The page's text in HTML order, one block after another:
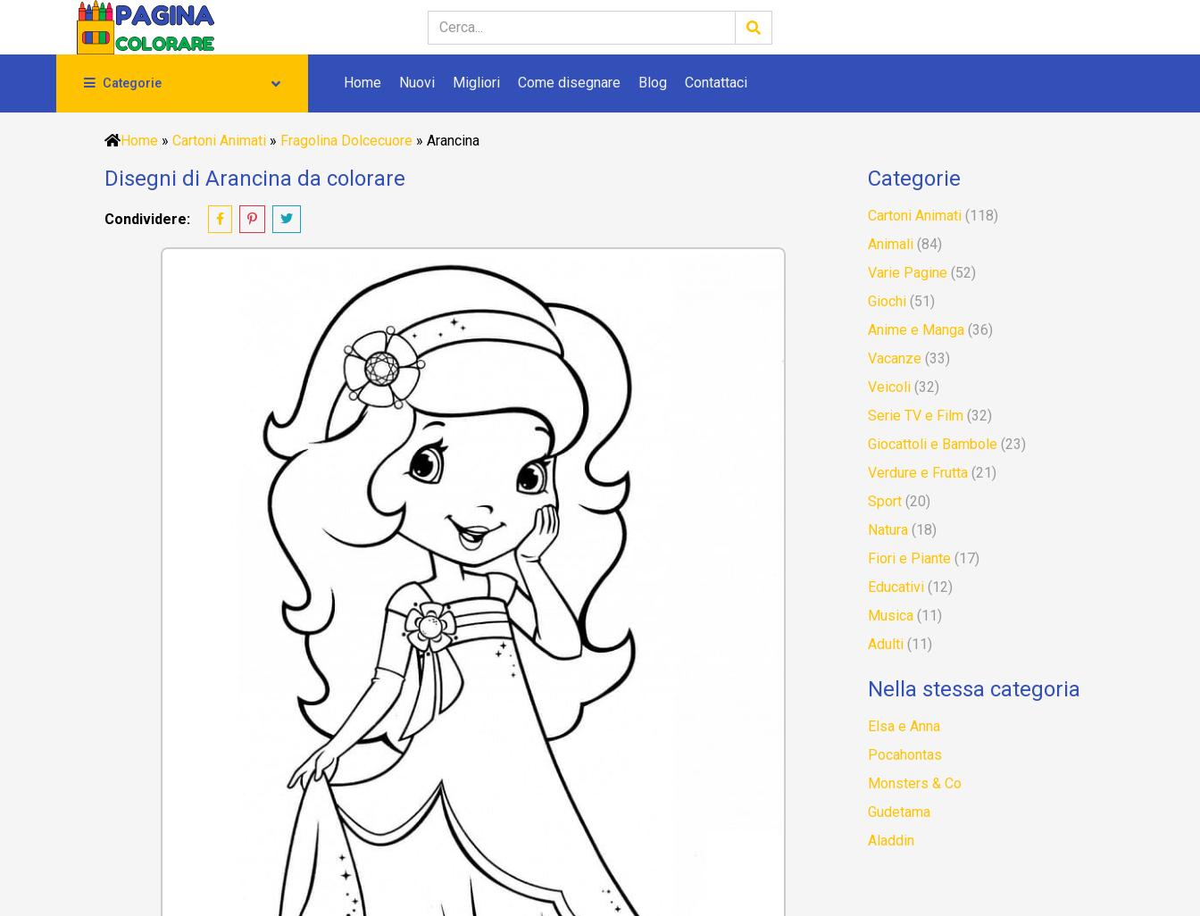
Categorie Home Nuovi Migliori Come disegnare Blog Contattaci
Home » Cartoni Animati » Fragolina Dolcecuore » Arancina
Disegni di Arancina da colorare
Condividere:
Categorie
Cartoni Animati (118)
Animali (84)
Varie Pagine (52)
Giochi (51)
Anime e Manga (36)
Vacanze (33)
Veicoli (32)
Serie TV e Film (32)
Giocattoli e Bambole (23)
Verdure e Frutta (21)
Sport (20)
Natura (18)
Fiori e Piante (17)
Educativi (12)
Musica (11)
Adulti (11)
Nella stessa categoria
Elsa e Anna
Pocahontas
Monsters & Co
Gudetama
Aladdin